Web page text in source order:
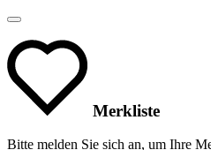
Merkliste
Bitte melden Sie sich an, um Ihre